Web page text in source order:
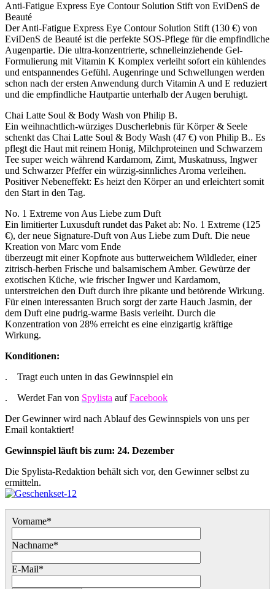
Anti-Fatigue Express Eye Contour Solution Stift von EviDenS de
Beauté
Der Anti-Fatigue Express Eye Contour Solution Stift (130 €) von
EviDenS de Beauté ist die perfekte SOS-Pflege für die empfindliche
Augenpartie. Die ultra-konzentrierte, schnelleinziehende Gel-
Formulierung mit Vitamin K Komplex verleiht sofort ein kühlendes
und entspannendes Gefühl. Augenringe und Schwellungen werden
schon nach der ersten Anwendung durch Vitamin A und E reduziert
und die empfindliche Hautpartie unterhalb der Augen beruhigt.
Chai Latte Soul & Body Wash von Philip B.
Ein weihnachtlich-würziges Duscherlebnis für Körper & Seele
schenkt das Chai Latte Soul & Body Wash (47 €) von Philip B.. Es
pflegt die Haut mit reinem Honig, Milchproteinen und Schwarzem
Tee super weich während Kardamom, Zimt, Muskatnuss, Ingwer
und Schwarzer Pfeffer ein würzig-sinnliches Aroma verleihen.
Positiver Nebeneffekt: Es heizt den Körper an und erleichtert somit
den Start in den Tag.
No. 1 Extreme von Aus Liebe zum Duft
Ein limitierter Luxusduft rundet das Paket ab: No. 1 Extreme (125
€), der neue Signature-Duft von Aus Liebe zum Duft. Die neue
Kreation von Marc vom Ende
überzeugt mit einer Kopfnote aus butterweichem Wildleder, einer
zitrisch-herben Frische und balsamischem Amber. Gewürze der
exotischen Küche, wie frischer Ingwer und Kardamom,
unterstreichen den Duft durch ihre pikante und betörende Wirkung.
Für einen interessanten Bruch sorgt der zarte Hauch Jasmin, der
dem Duft eine pudrig-warme Basis verleiht. Durch die
Konzentration von 28% erreicht es eine einzigartig kräftige
Wirkung.
Konditionen:
. Tragt euch unten in das Gewinnspiel ein
. Werdet Fan von Spylista aufFacebook
Der Gewinner wird nach Ablauf des Gewinnspiels von uns per
Email kontaktiert!
Gewinnspiel läuft bis zum: 24. Dezember
Die Spylista-Redaktion behält sich vor, den Gewinner selbst zu
ermitteln.
Vorname*
Nachname*
E-Mail*